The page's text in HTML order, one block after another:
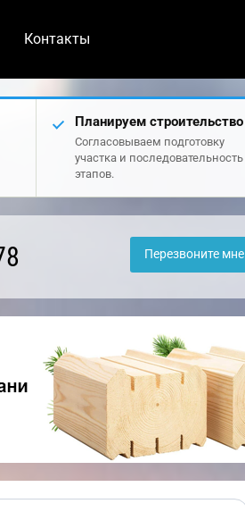
Контакты
Планируем строительство
Согласовываем подготовку
участка и последовательность
этапов.
Перезвоните мне